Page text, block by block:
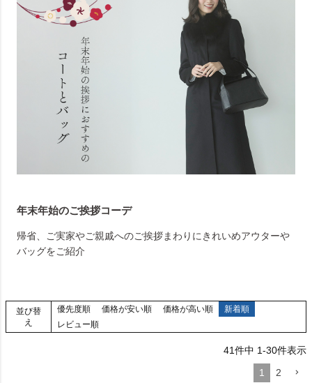
年末年始のご挨拶コーデ
帰省、ご実家やご親戚へのご挨拶まわりにきれいめアウターや
バッグをご紹介
並び替
え
優先度順 価格が安い順 価格が高い順
新着順
レビュー順
41件中 1-30件表示
1
2